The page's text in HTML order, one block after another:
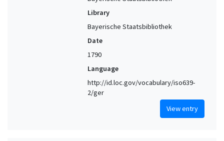
Library
Bayerische Staatsbibliothek
Date
1790
Language
http://id.loc.gov/vocabulary/iso639-
2/ger
View entry